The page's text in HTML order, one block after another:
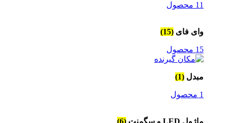
11 محصول
وای فای (15)
15 محصول
مبدل (1)
1 محصول